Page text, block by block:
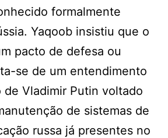
formalmente
Yaqoob insistiu que o
pacto de defesa ou
se de um entendimento
de Vladimir Putin voltado
de sistemas de
russa já presentes no